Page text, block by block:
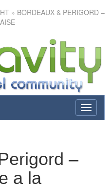
» BORDEAUX & PERIGORD –
toggle
Perigord –
a la francaise
–
a la